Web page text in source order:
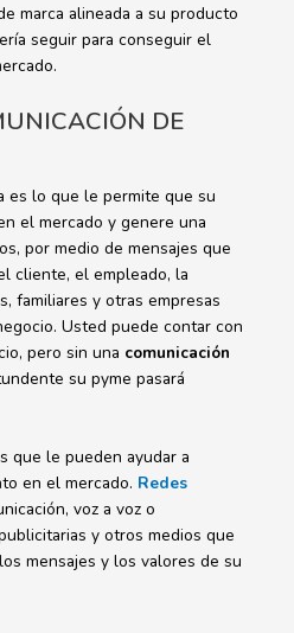
marca alineada a su producto
seguir para conseguir el
DE
es lo que le permite que su
el mercado y genere una
por medio de mensajes que
cliente, el empleado, la
familiares y otras empresas
Usted puede contar con
pero sin una comunicación
su pyme pasará
que le pueden ayudar a
en el mercado. Redes
voz a voz o
y otros medios que
mensajes y los valores de su